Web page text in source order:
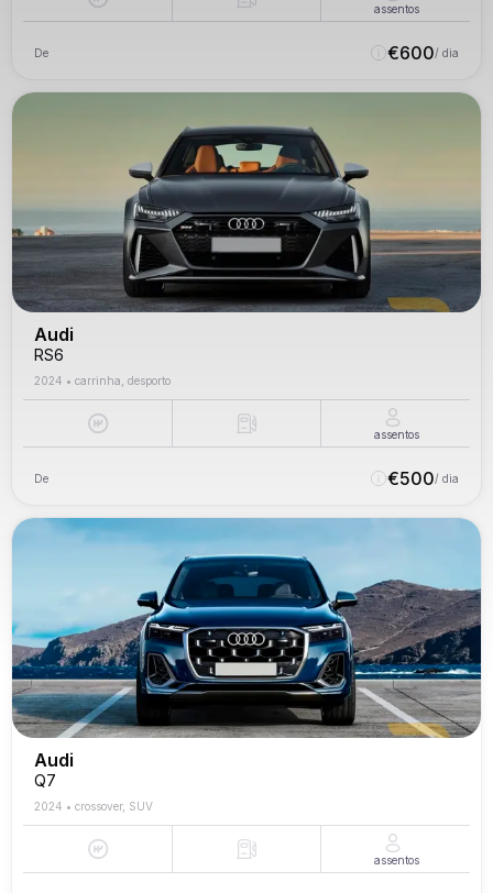
assentos
De €600/ dia
Audi
RS6
2024 • carrinha, desporto
assentos
De €500/ dia
Audi
Q7
2024 • crossover, SUV
assentos